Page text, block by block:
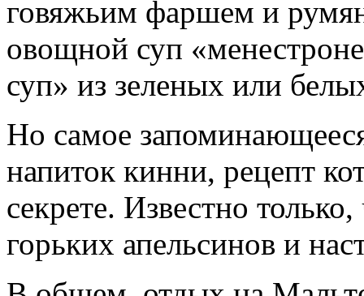
говяжьим фаршем и
овощной суп
суп» из зеленых или
Но самое
напиток кинни, рецепт
секрете. Известно
горьких апельсинов и